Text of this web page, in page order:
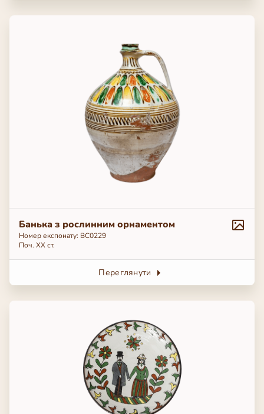
Банька з рослинним орнаментом
Номер експонату: ВС0229
Поч. ХХ ст.
Переглянути